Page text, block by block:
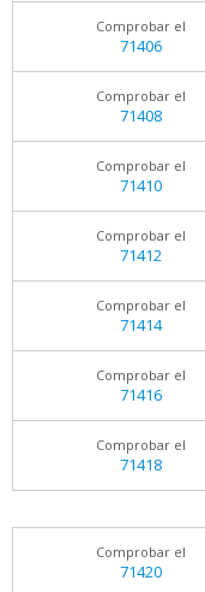
Comprobar el
71406
Comprobar el
71408
Comprobar el
71410
Comprobar el
71412
Comprobar el
71414
Comprobar el
71416
Comprobar el
71418
Comprobar el
71420